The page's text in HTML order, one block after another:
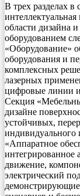
В трех разделах в
области дизайна
оборудованием
«Оборудование»
оборудования и
комплексных
лазерных
цифровые линии и
Секция
дизайне
устойчивых,
индивидуального
«Аппаратное
интегрированное
движение,
электрический
демонстрирующие